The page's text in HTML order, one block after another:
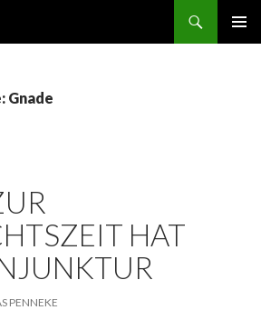
Gnade
HAT
PENNEKE